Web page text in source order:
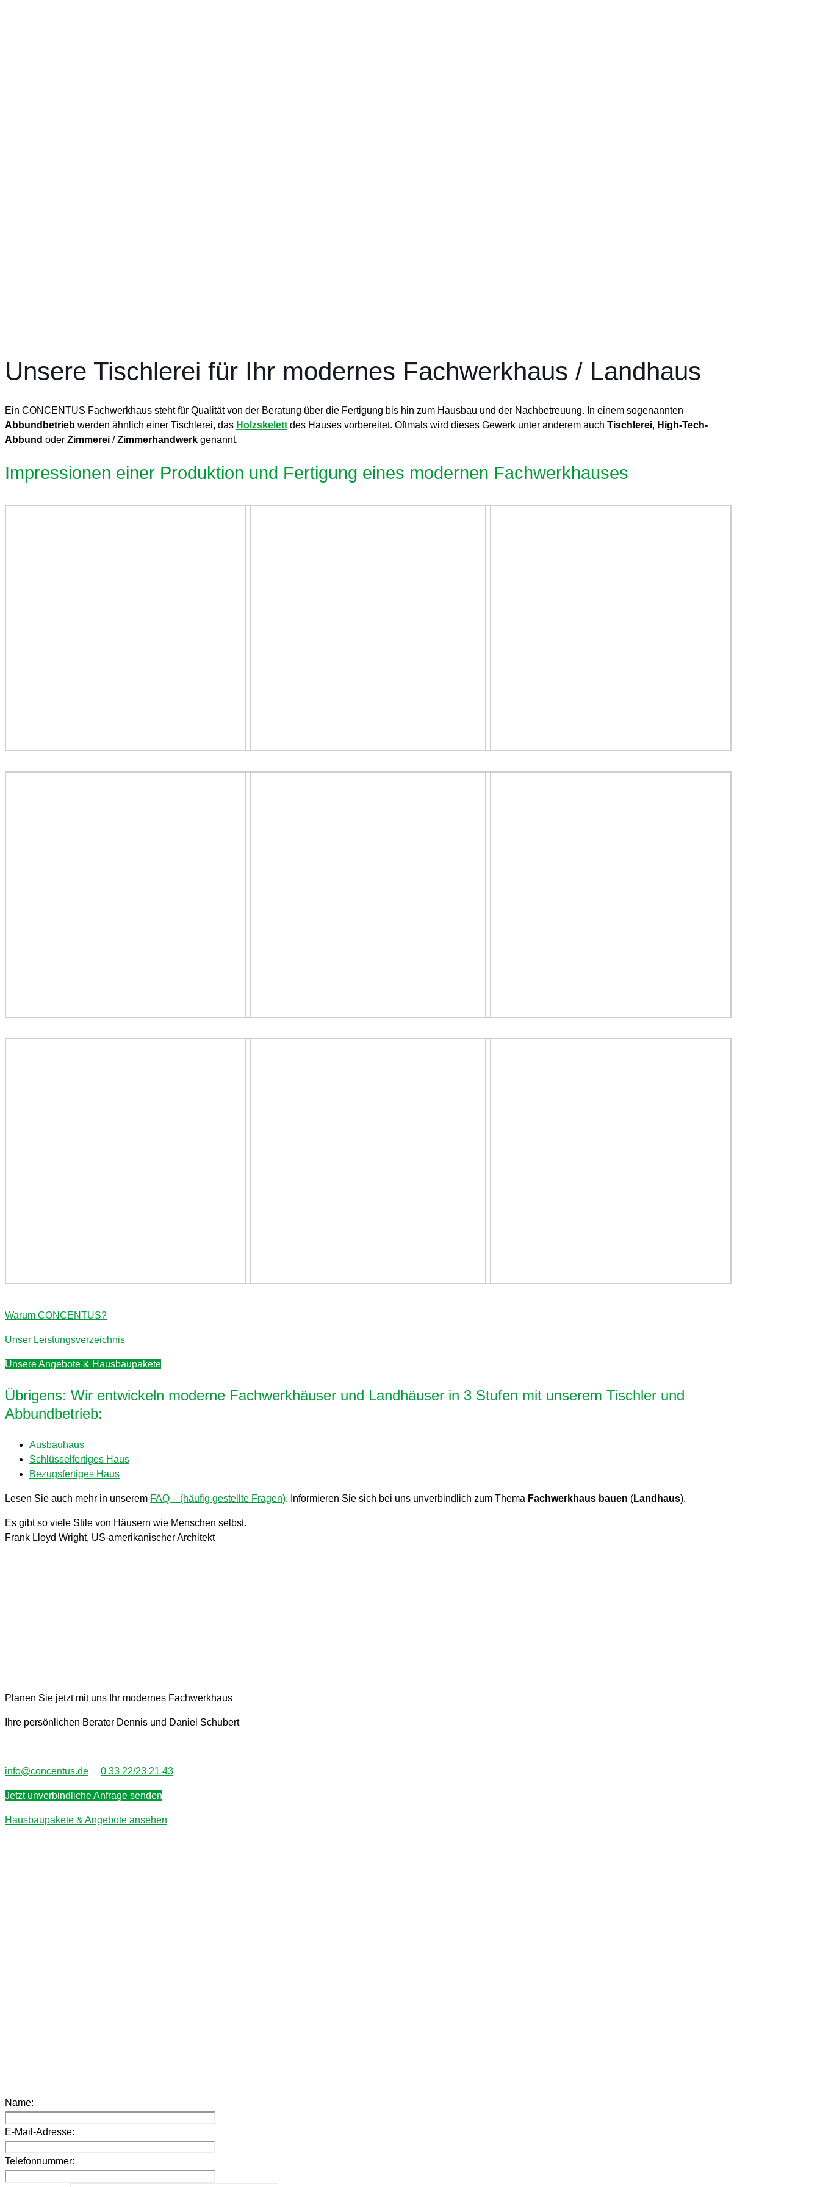
Unsere Tischlerei für Ihr modernes Fachwerkhaus / Landhaus
Ein CONCENTUS Fachwerkhaus steht für Qualität von der Beratung über die Fertigung bis hin zum Hausbau und der Nachbetreuung. In einem sogenannten
Abbundbetrieb werden ähnlich einer Tischlerei, das Holzskelett des Hauses vorbereitet. Oftmals wird dieses Gewerk unter anderem auch Tischlerei, High-Tech-
Abbund oder Zimmerei /Zimmerhandwerk genannt.
Impressionen einer Produktion und Fertigung eines modernen Fachwerkhauses
Warum CONCENTUS?
Unser Leistungsverzeichnis
Unsere Angebote & Hausbaupakete
Übrigens: Wir entwickeln moderne Fachwerkhäuser und Landhäuser in 3 Stufen mit unserem Tischler und
Abbundbetrieb:
Ausbauhaus
Schlüsselfertiges Haus
Bezugsfertiges Haus
Lesen Sie auch mehr in unserem FAQ – (häufig gestellte Fragen). Informieren Sie sich bei uns unverbindlich zum Thema Fachwerkhaus bauen (Landhaus).
Es gibt so viele Stile von Häusern wie Menschen selbst.
Frank Lloyd Wright, US-amerikanischer Architekt
Planen Sie jetzt mit uns Ihr modernes Fachwerkhaus
Ihre persönlichen Berater Dennis und Daniel Schubert
info@concentus.de 0 33 22/23 21 43
Jetzt unverbindliche Anfrage senden
Hausbaupakete & Angebote ansehen
Name:
E-Mail-Adresse:
Telefonnummer: